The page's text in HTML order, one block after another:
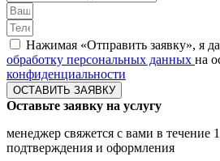
Нажимая «Отправить заявку», я
обработку персональных данных на
конфиденциальности
ОСТАВИТЬ ЗАЯВКУ
Оставьте заявку на услугу
менеджер свяжется с вами в течение
подтверждения и оформления